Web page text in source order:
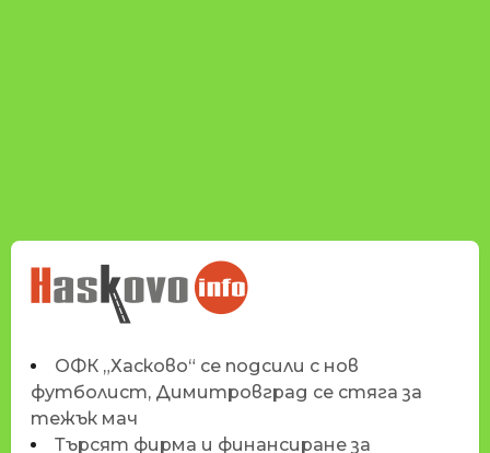
НОВИНИТЕ НА
HASKOVO.INFO
ОФК „Хасково“ се подсили с нов
футболист, Димитровград се стяга за
тежък мач
Търсят фирма и финансиране за